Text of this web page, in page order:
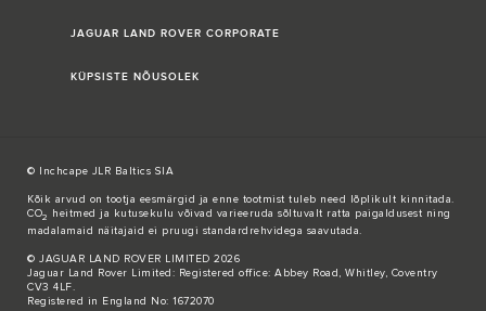
JAGUAR LAND ROVER CORPORATE
KÜPSISTE NÕUSOLEK
© Inchcape JLR Baltics SIA
Kõik arvud on tootja eesmärgid ja enne tootmist tuleb need lõplikult kinnitada.
CO2
heitmed ja kutusekulu võivad varieeruda sõltuvalt ratta paigaldusest ning
madalamaid näitajaid ei pruugi standardrehvidega saavutada.
© JAGUAR LAND ROVER LIMITED 2026
Jaguar Land Rover Limited: Registered office: Abbey Road, Whitley, Coventry
CV3 4LF.
Registered in England No: 1672070